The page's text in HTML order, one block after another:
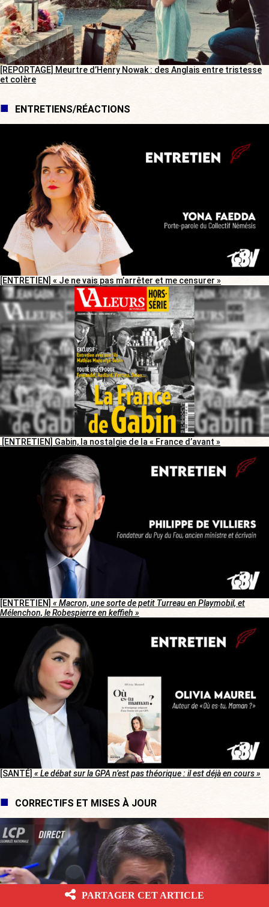
[REPORTAGE] Meurtre d’Henry Nowak : des Anglais entre tristesse
et colère
ENTRETIENS/RÉACTIONS
[ENTRETIEN] « Je ne vais pas m’arrêter et me censurer »
[ENTRETIEN] Gabin, la nostalgie de la « France d’avant »
[ENTRETIEN] « Macron, une sorte de petit Turreau en Playmobil, et
Mélenchon, le Robespierre en keffieh »
[SANTÉ] « Le débat sur la GPA n’est pas théorique : il est déjà en cours »
CORRECTIFS ET MISES À JOUR
PARTAGER CET ARTICLE